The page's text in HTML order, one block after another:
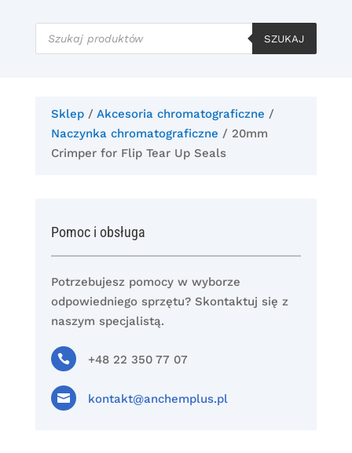
Wyszukiwarka
produktów
SZUKAJ
Sklep/ Akcesoria chromatograficzne /
Naczynka chromatograficzne / 20mm
Crimper for Flip Tear Up Seals
Pomoc i obsługa
Potrzebujesz pomocy w wyborze
odpowiedniego sprzętu? Skontaktuj się z
naszym specjalistą.
 +48 22 350 77 07
 kontakt@anchemplus.pl